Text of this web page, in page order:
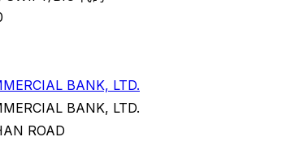
BANK, LTD.
BANK, LTD.
ROAD